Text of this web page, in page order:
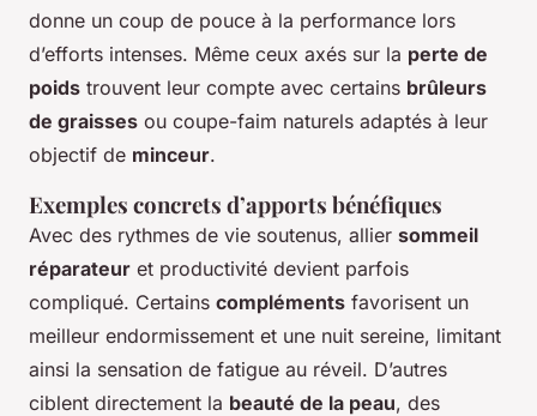
donne un coup de pouce à la performance lors
d’efforts intenses. Même ceux axés sur la perte de
poids trouvent leur compte avec certains brûleurs
de graisses ou coupe-faim naturels adaptés à leur
objectif de minceur.
Exemples concrets d’apports bénéfiques
Avec des rythmes de vie soutenus, allier sommeil
réparateur et productivité devient parfois
compliqué. Certains compléments favorisent un
meilleur endormissement et une nuit sereine, limitant
ainsi la sensation de fatigue au réveil. D’autres
ciblent directement la beauté de la peau, des